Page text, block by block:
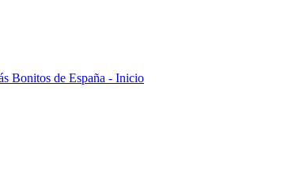
Bonitos de España - Inicio